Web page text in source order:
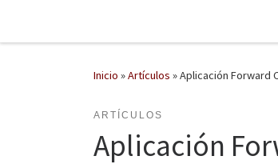
Inicio »Artículos »Aplicación Forward
ARTÍCULOS
Aplicación